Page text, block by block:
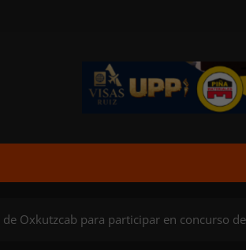
Oxkutzcab para participar en concurso